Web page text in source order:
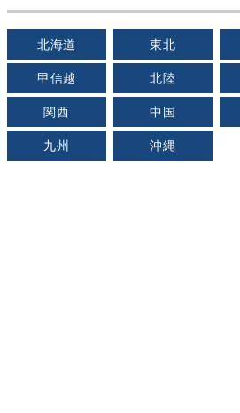
北海道 東北
甲信越 北陸
関西 中国
九州 沖縄